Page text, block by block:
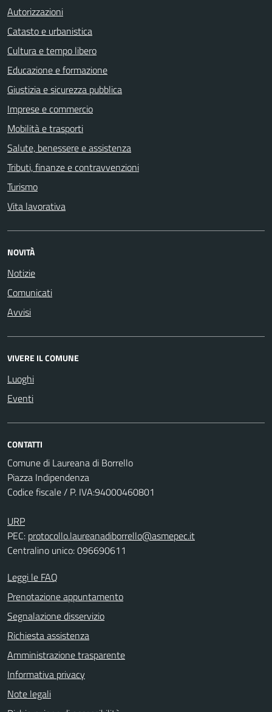
Autorizzazioni
Catasto e urbanistica
Cultura e tempo libero
Educazione e formazione
Giustizia e sicurezza pubblica
Imprese e commercio
Mobilità e trasporti
Salute, benessere e assistenza
Tributi, finanze e contravvenzioni
Turismo
Vita lavorativa
NOVITÀ
Notizie
Comunicati
Avvisi
VIVERE IL COMUNE
Luoghi
Eventi
CONTATTI
Comune di Laureana di Borrello
Piazza Indipendenza
Codice fiscale / P. IVA:94000460801
URP
PEC: protocollo.laureanadiborrello@asmepec.it
Centralino unico: 096690611
Leggi le FAQ
Prenotazione appuntamento
Segnalazione disservizio
Richiesta assistenza
Amministrazione trasparente
Informativa privacy
Note legali